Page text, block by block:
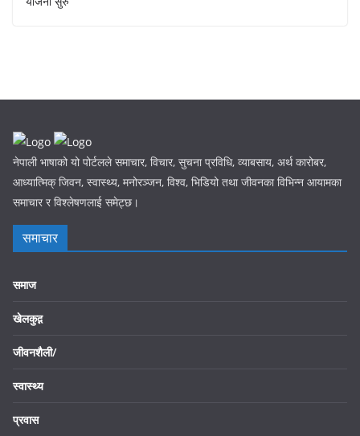
नेपाली भाषाको यो पोर्टलले समाचार, विचार, सुचना प्रविधि, व्याबसाय, अर्थ कारोबर,
आध्यात्मिक् जिवन, स्वास्थ्य, मनोरञ्जन, विश्व, भिडियो तथा जीवनका विभिन्न आयामका
समाचार र विश्लेषणलाई समेट्छ।
समाचार
समाज
खेलकुद़़
जीवनशैली/
स्वास्थ्य
प्रवास